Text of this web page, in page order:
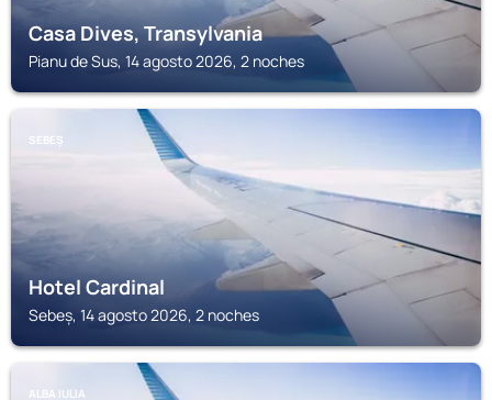
Casa Dives, Transylvania
Pianu de Sus, 14 agosto 2026, 2 noches
SEBEȘ
Hotel Cardinal
Sebeș, 14 agosto 2026, 2 noches
ALBA IULIA